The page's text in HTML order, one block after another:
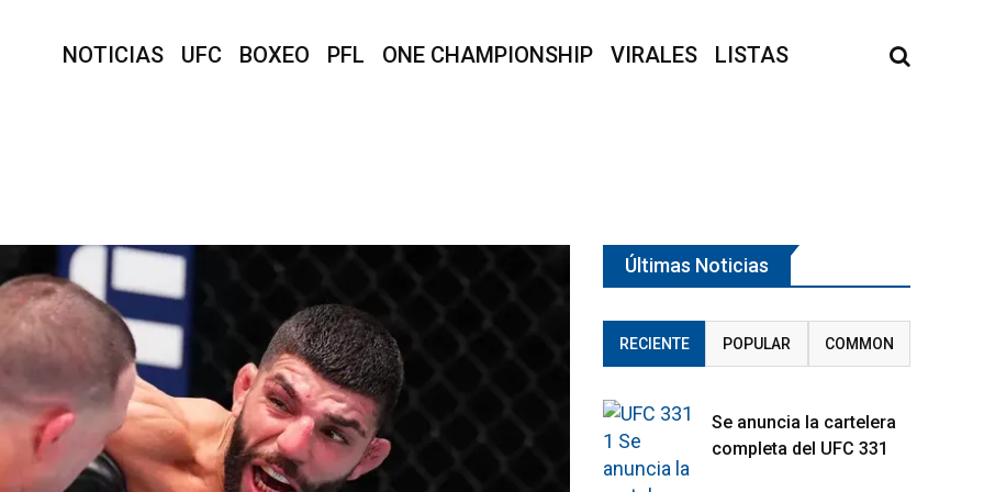
NOTICIAS UFC BOXEO PFL ONE CHAMPIONSHIP VIRALES LISTAS
Últimas Noticias
RECIENTE POPULAR COMMON
Se anuncia la cartelera
completa del UFC 331